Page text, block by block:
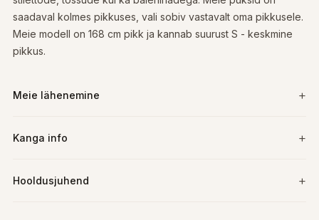
saadaval kolmes pikkuses, vali sobiv vastavalt oma pikkusele.
Meie modell on 168 cm pikk ja kannab suurust S - keskmine
pikkus.
Meie lähenemine
Kanga info
Hooldusjuhend